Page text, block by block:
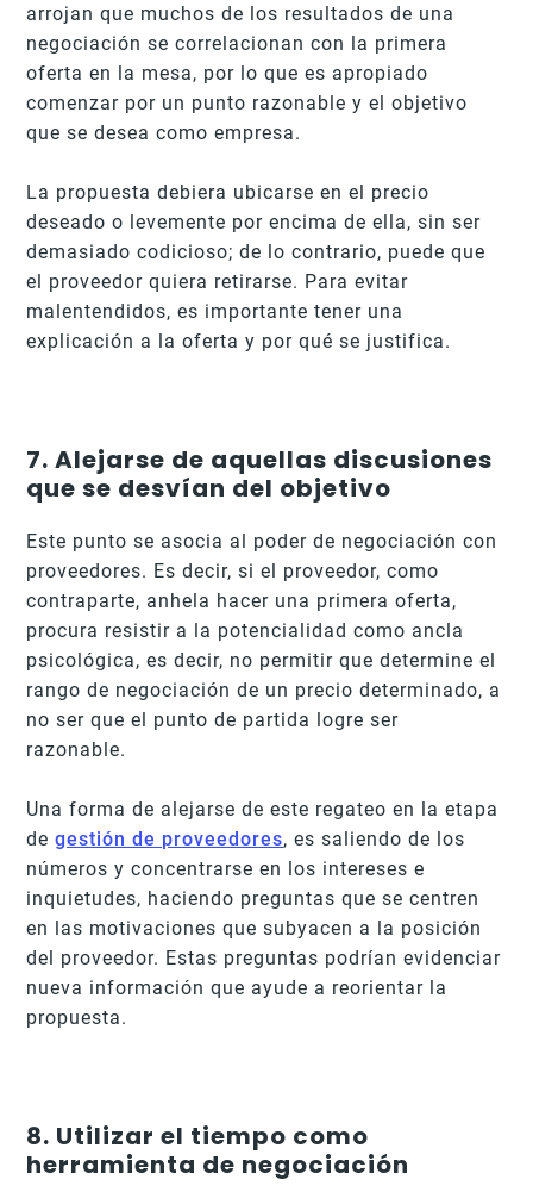
arrojan que muchos de los resultados de una
negociación se correlacionan con la primera
oferta en la mesa, por lo que es apropiado
comenzar por un punto razonable y el objetivo
que se desea como empresa.
La propuesta debiera ubicarse en el precio
deseado o levemente por encima de ella, sin ser
demasiado codicioso; de lo contrario, puede que
el proveedor quiera retirarse. Para evitar
malentendidos, es importante tener una
explicación a la oferta y por qué se justifica.
7. Alejarse de aquellas discusiones
que se desvían del objetivo
Este punto se asocia al poder de negociación con
proveedores. Es decir, si el proveedor, como
contraparte, anhela hacer una primera oferta,
procura resistir a la potencialidad como ancla
psicológica, es decir, no permitir que determine el
rango de negociación de un precio determinado, a
no ser que el punto de partida logre ser
razonable.
Una forma de alejarse de este regateo en la etapa
degestión de proveedores, es saliendo de los
números y concentrarse en los intereses e
inquietudes, haciendo preguntas que se centren
en las motivaciones que subyacen a la posición
del proveedor. Estas preguntas podrían evidenciar
nueva información que ayude a reorientar la
propuesta.
8. Utilizar el tiempo como
herramienta de negociación